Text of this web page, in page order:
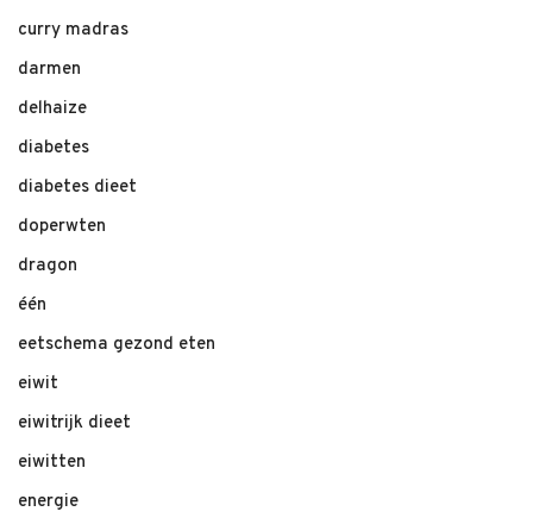
curry madras
darmen
delhaize
diabetes
diabetes dieet
doperwten
dragon
één
eetschema gezond eten
eiwit
eiwitrijk dieet
eiwitten
energie